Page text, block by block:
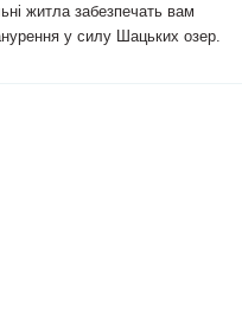
житла забезпечать вам
у силу Шацьких озер.